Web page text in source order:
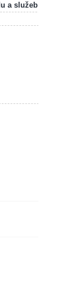
a služeb